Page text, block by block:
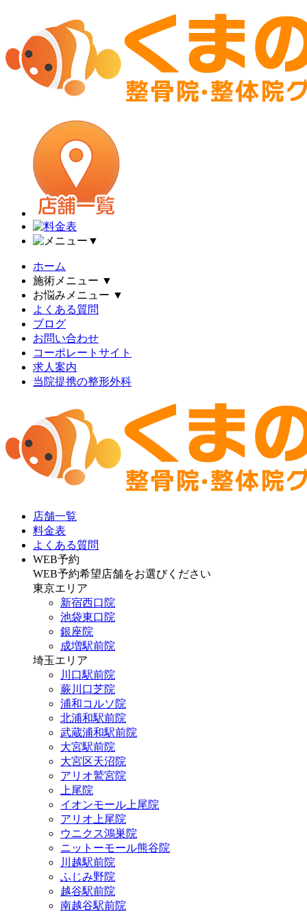
▼
ホーム
施術メニュー ▼
お悩みメニュー ▼
よくある質問
ブログ
お問い合わせ
コーポレートサイト
求人案内
当院提携の整形外科
店舗一覧
料金表
よくある質問
WEB予約
WEB予約希望店舗をお選びください
東京エリア
新宿西口院
池袋東口院
銀座院
成増駅前院
埼玉エリア
川口駅前院
蕨川口芝院
浦和コルソ院
北浦和駅前院
武蔵浦和駅前院
大宮駅前院
大宮区天沼院
アリオ鷲宮院
上尾院
イオンモール上尾院
アリオ上尾院
ウニクス鴻巣院
ニットーモール熊谷院
川越駅前院
ふじみ野院
越谷駅前院
南越谷駅前院